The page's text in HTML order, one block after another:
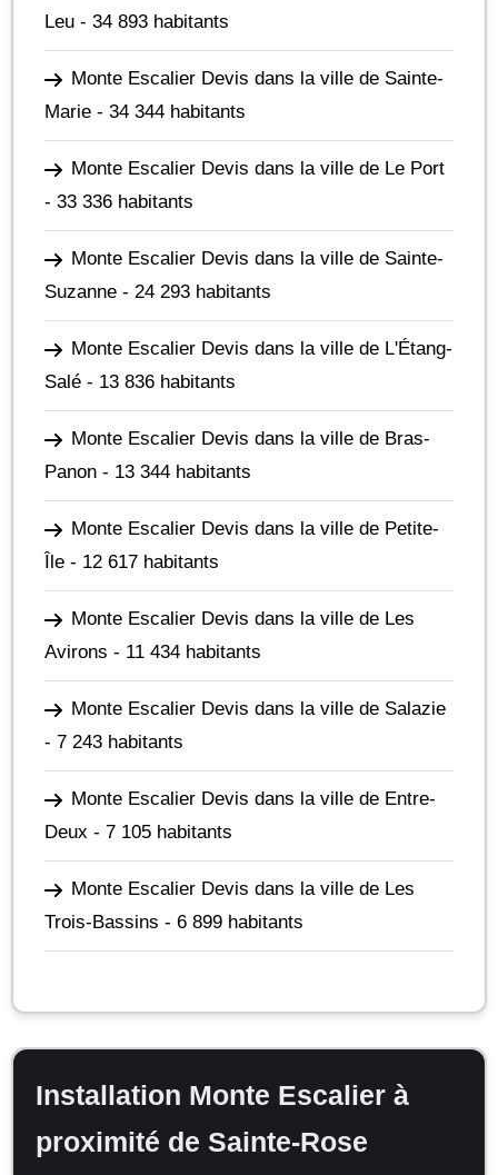
Leu - 34 893 habitants
Monte Escalier Devis dans la ville de Sainte-
Marie - 34 344 habitants
Monte Escalier Devis dans la ville de Le Port
- 33 336 habitants
Monte Escalier Devis dans la ville de Sainte-
Suzanne - 24 293 habitants
Monte Escalier Devis dans la ville de L'Étang-
Salé - 13 836 habitants
Monte Escalier Devis dans la ville de Bras-
Panon - 13 344 habitants
Monte Escalier Devis dans la ville de Petite-
Île - 12 617 habitants
Monte Escalier Devis dans la ville de Les
Avirons - 11 434 habitants
Monte Escalier Devis dans la ville de Salazie
- 7 243 habitants
Monte Escalier Devis dans la ville de Entre-
Deux - 7 105 habitants
Monte Escalier Devis dans la ville de Les
Trois-Bassins - 6 899 habitants
Installation Monte Escalier à
proximité de Sainte-Rose